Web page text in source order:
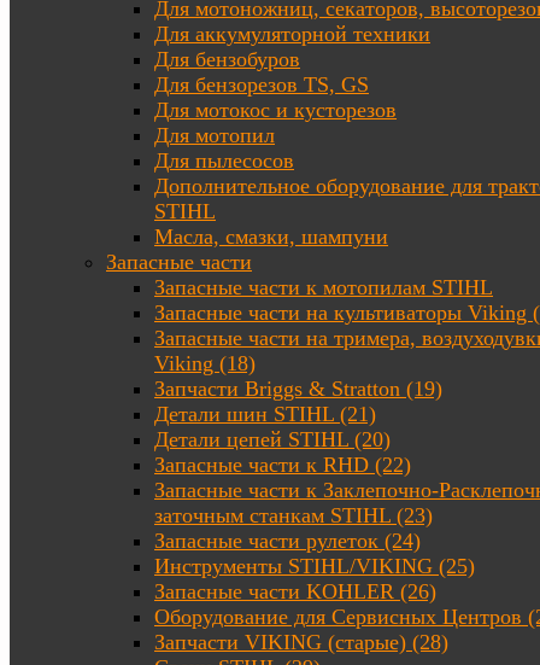
Для мотоножниц, секаторов,
Для аккумуляторной техники
Для бензобуров
Для бензорезов TS, GS
Для мотокос и кусторезов
Для мотопил
Для пылесосов
Дополнительное оборудование для
STIHL
Масла, смазки, шампуни
Запасные части
Запасные части к мотопилам STIHL
Запасные части на культиваторы Viking
Запасные части на тримера,
Viking (18)
Запчасти Briggs & Stratton (19)
Детали шин STIHL (21)
Детали цепей STIHL (20)
Запасные части к RHD (22)
Запасные части к Заклепочно-
заточным станкам STIHL (23)
Запасные части рулеток (24)
Инструменты STIHL/VIKING (25)
Запасные части KOHLER (26)
Оборудование для Сервисных Центров
Запчасти VIKING (старые) (28)